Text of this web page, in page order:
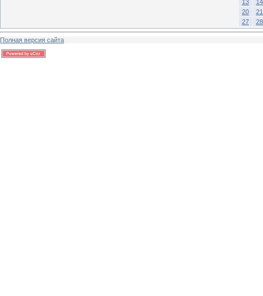
13
14
20
21
27
28
Полная версия сайта